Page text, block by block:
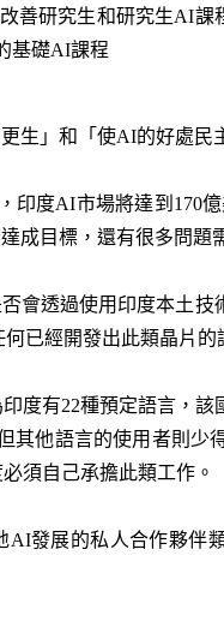
善研究生和研究生AI
基礎AI課程
生」和「使AI的好處民
印度AI市場將達到170
成目標，還有很多問題
會透過使用印度本土
已經開發出此類晶片
度有22種預定語言，
其他語言的使用者則
須自己承擔此類工作。
發展的私人合作夥伴